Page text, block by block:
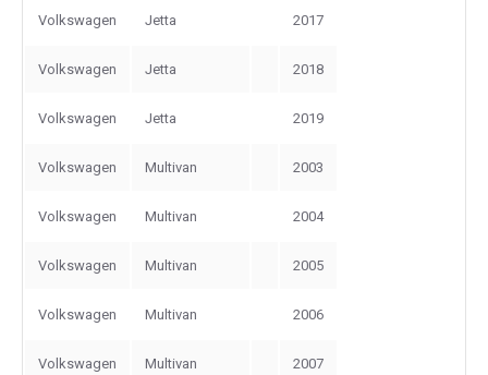
Volkswagen Jetta 2017
Volkswagen Jetta 2018
Volkswagen Jetta 2019
Volkswagen Multivan 2003
Volkswagen Multivan 2004
Volkswagen Multivan 2005
Volkswagen Multivan 2006
Volkswagen Multivan 2007